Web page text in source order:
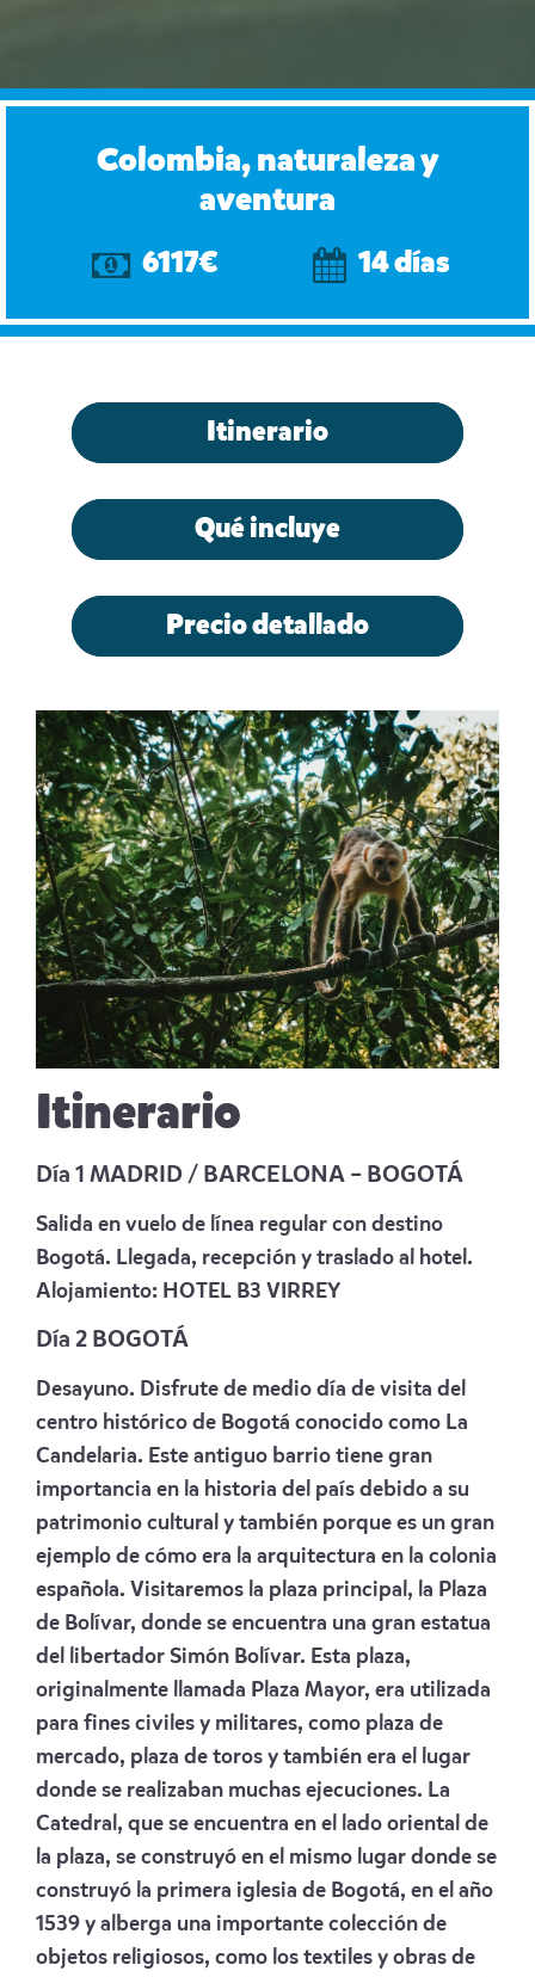
Colombia, naturaleza y
aventura
6117€ 14 días
Itinerario
Qué incluye
Precio detallado
Itinerario
Día 1 MADRID / BARCELONA – BOGOTÁ
Salida en vuelo de línea regular con destino
Bogotá. Llegada, recepción y traslado al hotel.
Alojamiento: HOTEL B3 VIRREY
Día 2 BOGOTÁ
Desayuno. Disfrute de medio día de visita del
centro histórico de Bogotá conocido como La
Candelaria. Este antiguo barrio tiene gran
importancia en la historia del país debido a su
patrimonio cultural y también porque es un gran
ejemplo de cómo era la arquitectura en la colonia
española. Visitaremos la plaza principal, la Plaza
de Bolívar, donde se encuentra una gran estatua
del libertador Simón Bolívar. Esta plaza,
originalmente llamada Plaza Mayor, era utilizada
para fines civiles y militares, como plaza de
mercado, plaza de toros y también era el lugar
donde se realizaban muchas ejecuciones. La
Catedral, que se encuentra en el lado oriental de
la plaza, se construyó en el mismo lugar donde se
construyó la primera iglesia de Bogotá, en el año
1539 y alberga una importante colección de
objetos religiosos, como los textiles y obras de